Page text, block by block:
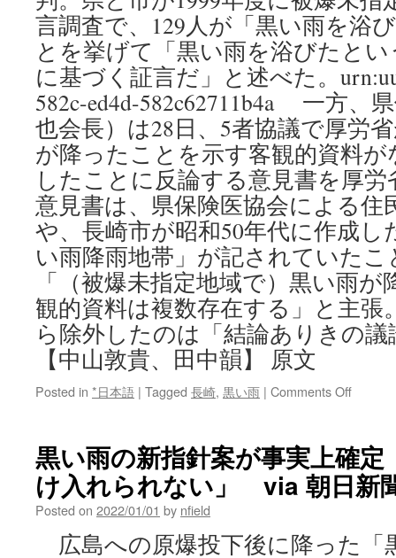
言調査で、129人が「黒い雨を浴
とを挙げて「黒い雨を浴びたと
に基づく証言だ」と述べた。
582c-ed4d-582c62711b4a 一方、
也会長）は28日、5者協議で厚労
が降ったことを示す客観的資料
したことに反論する意見書を厚
意見書は、県保険医協会による住
や、長崎市が昭和50年代に作成し
い雨降雨地帯」が記されていた
「（被爆未指定地域で）黒い雨
観的資料は複数存在する」と主張
ら除外したのは「結論ありきの
【中山敦貴、田中韻】 原文
Posted in *日本語 | Tagged 長崎, 黒い雨 | Comments Offon
と
分
断
す
容
黒い雨の新指針案が事実上確
け入れられない」 via 朝日新
Posted on 2022/01/01 by nfield
広島への原爆投下後に降った「